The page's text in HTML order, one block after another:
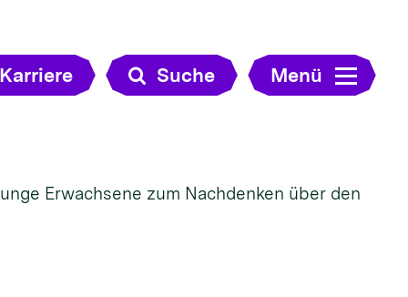
Karriere Suche Menü
Erwachsene zum Nachdenken über den